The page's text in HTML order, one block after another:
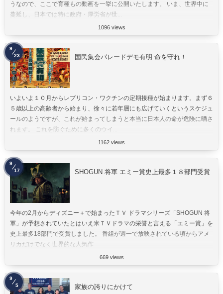
うなので、ここで育種もの動画を一挙に公開いたします。 いま、世界中に
蔓延し、日本では特に政府・厚労省が世...
1096 views
国民集会パレードデモ有明 命を守れ！
いよいよ１０月からレプリコン・ワクチンの定期接種が始まります。まず６
５歳以上の高齢者から始まり、徐々に若年層にも広げていくというスケジュ
ールのようですが、これが始まってしまうと本当に日本人の命が危険に晒さ
れます。 これを防ぐために多くのウイ...
1162 views
9
23
SHOGUN 将軍 エミー賞史上最多１８部門受賞
今年の2月からディズニー＋で始まったＴＶ ドラマシリーズ「SHOGUN 将
軍」が予想されていたとはいえ米ＴＶドラマの栄誉と言える「エミー賞」を
史上最多18部門で受賞しました。 番組が週一で放映されている頃からアメ
リカだけでなく世界的な人気作...
669 views
9
17
家族の誇りにかけて
9
5